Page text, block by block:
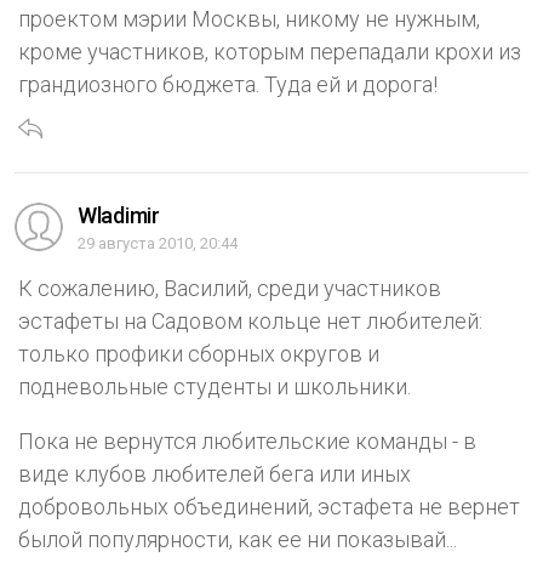
проектом мэрии Москвы, никому не нужным,
кроме участников, которым перепадали крохи из
грандиозного бюджета. Туда ей и дорога!
Wladimir
29 августа 2010, 20:44
К сожалению, Василий, среди участников
эстафеты на Садовом кольце нет любителей:
только профики сборных округов и
подневольные студенты и школьники.
Пока не вернутся любительские команды - в
виде клубов любителей бега или иных
добровольных объединений, эстафета не вернет
былой популярности, как ее ни показывай...